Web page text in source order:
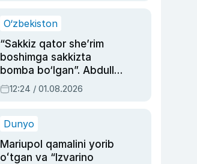
O‘zbekiston
“Sakkiz qator she’rim
boshimga sakkizta
bomba bo‘lgan”. Abdulla
Oripovni siyosiy
ayblovlardan asrab
12:24 / 01.08.2026
Dunyo
Mariupol qamalini yorib
oʻtgan va “Izvarino